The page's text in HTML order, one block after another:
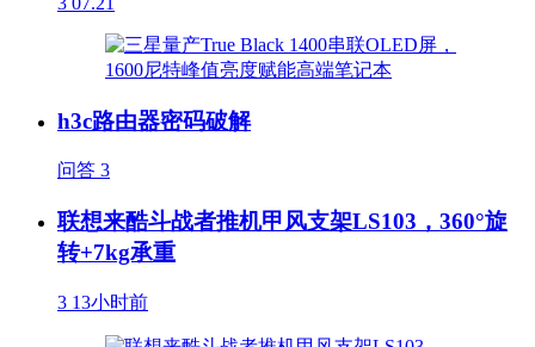
h3c路由器密码破解
问答 3
联想来酷斗战者推机甲风支架LS103，360°旋
转+7kg承重
3 13小时前